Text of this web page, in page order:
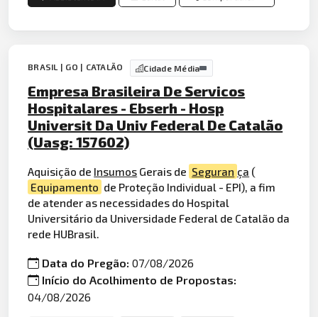
BRASIL | GO | CATALÃO Cidade Média
Empresa Brasileira De Servicos
Hospitalares - Ebserh - Hosp
Universit Da Univ Federal De Catalão
(Uasg: 157602)
Aquisição de Insumos Gerais de Seguran ça (
Equipamento de Proteção Individual - EPI), a fim
de atender as necessidades do Hospital
Universitário da Universidade Federal de Catalão da
rede HUBrasil.
Data do Pregão:07/08/2026
Início do Acolhimento de Propostas:
04/08/2026